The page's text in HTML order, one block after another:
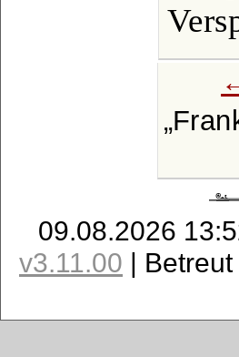
09.08.2026
v3.11.00 |